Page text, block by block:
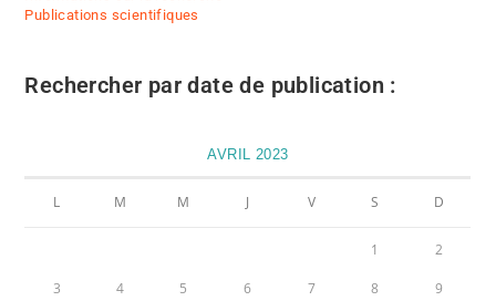
Publications scientifiques
Rechercher par date de publication :
AVRIL 2023
L M M J V S D
1 2
3 4 5 6 7 8 9